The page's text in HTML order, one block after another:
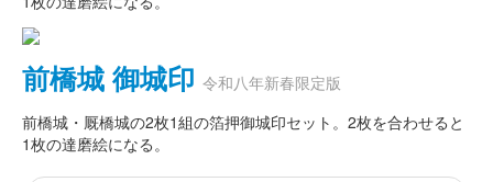
前橋城 御城印 令和八年新春限定版
前橋城・厩橋城の2枚1組の箔押御城印セット。2枚を合わせると
1枚の達磨絵になる。